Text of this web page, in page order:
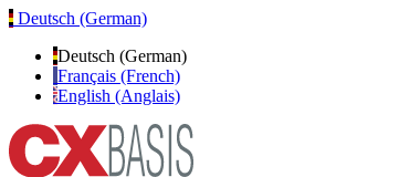
Deutsch (German)
Deutsch (German)
Français (French)
English (Anglais)